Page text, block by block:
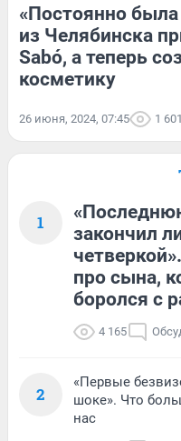
«Постоянно
из Челябинска
Sabó, а теперь
косметику
26 июня, 2024, 07:45 1 601
1
закончил
про сына,
боролся с
4 165
2
«Первые
шоке». Что
нас